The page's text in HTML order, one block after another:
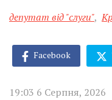
депутат від "слуги",
Facebook
19:03 6 Серпня, 2026